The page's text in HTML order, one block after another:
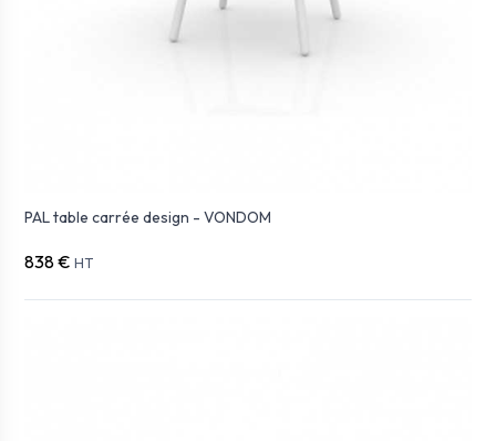
PAL table carrée design - VONDOM
838 € HT